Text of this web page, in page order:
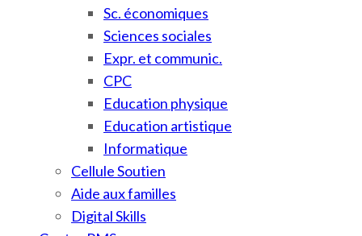
Sc. économiques
Sciences sociales
Expr. et communic.
CPC
Education physique
Education artistique
Informatique
Cellule Soutien
Aide aux familles
Digital Skills